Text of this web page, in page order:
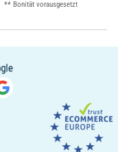
** Bonität vorausgesetzt